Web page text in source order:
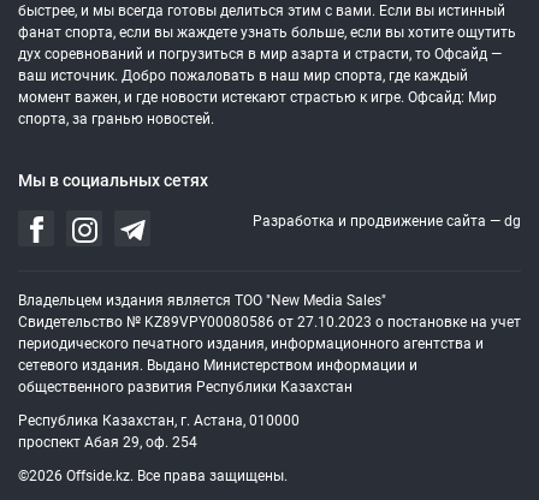
быстрее, и мы всегда готовы делиться этим с вами. Если вы истинный
фанат спорта, если вы жаждете узнать больше, если вы хотите ощутить
дух соревнований и погрузиться в мир азарта и страсти, то Офсайд —
ваш источник. Добро пожаловать в наш мир спорта, где каждый
момент важен, и где новости истекают страстью к игре. Офсайд: Мир
спорта, за гранью новостей.
Мы в социальных сетях
Разработка и продвижение сайта — dg
Владельцем издания является ТОО "New Media Sales"
Свидетельство № KZ89VPY00080586 от 27.10.2023 о постановке на учет
периодического печатного издания, информационного агентства и
сетевого издания. Выдано Министерством информации и
общественного развития Республики Казахстан
Республика Казахстан, г. Астана, 010000
проспект Абая 29, оф. 254
©2026 Offside.kz. Все права защищены.